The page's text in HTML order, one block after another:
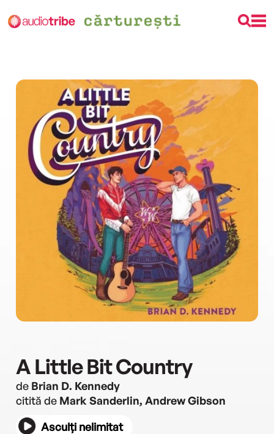
A Little Bit Country
de Brian D. Kennedy
citită de Mark Sanderlin, Andrew Gibson
Asculți nelimitat